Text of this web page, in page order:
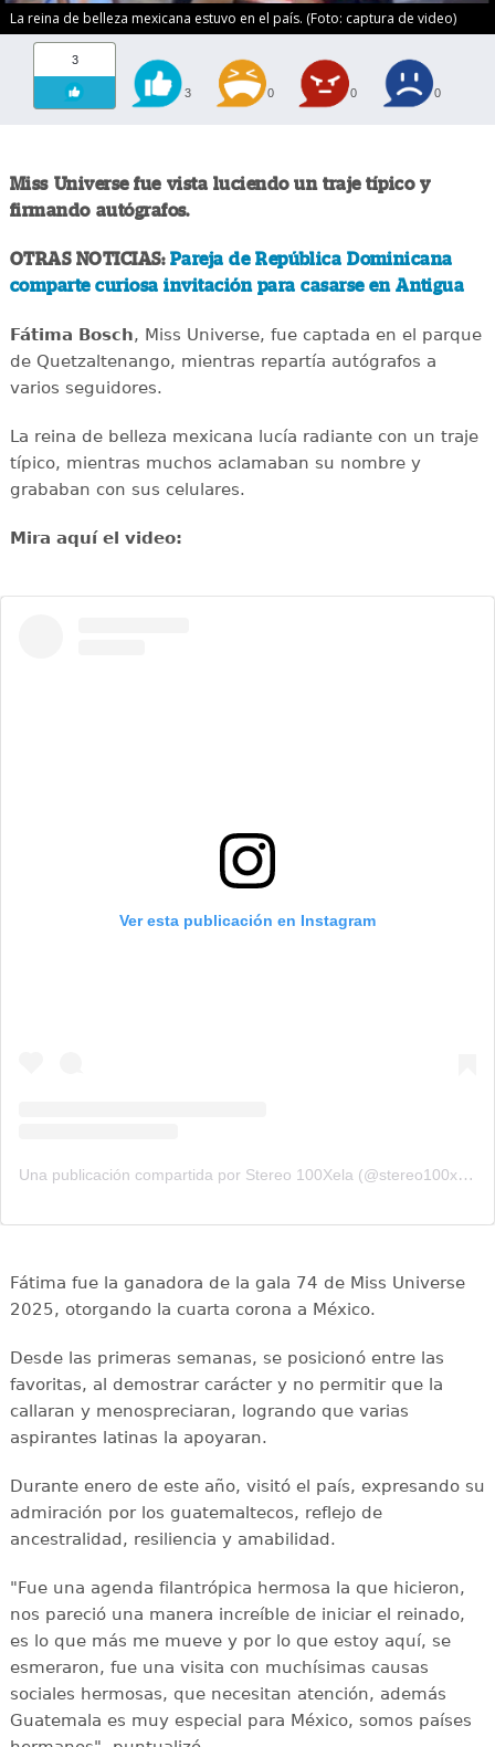
La reina de belleza mexicana estuvo en el país. (Foto: captura de video)
3
3 0 0 0
Miss Universe fue vista luciendo un traje típico y
firmando autógrafos.
OTRAS NOTICIAS: Pareja de República Dominicana
comparte curiosa invitación para casarse en Antigua
Fátima Bosch, Miss Universe, fue captada en el parque
de Quetzaltenango, mientras repartía autógrafos a
varios seguidores.
La reina de belleza mexicana lucía radiante con un traje
típico, mientras muchos aclamaban su nombre y
grababan con sus celulares.
Mira aquí el video:
Ver esta publicación en Instagram
Una publicación compartida por Stereo 100Xela (@stereo100xela)
Fátima fue la ganadora de la gala 74 de Miss Universe
2025, otorgando la cuarta corona a México.
Desde las primeras semanas, se posicionó entre las
favoritas, al demostrar carácter y no permitir que la
callaran y menospreciaran, logrando que varias
aspirantes latinas la apoyaran.
Durante enero de este año, visitó el país, expresando su
admiración por los guatemaltecos, reflejo de
ancestralidad, resiliencia y amabilidad.
"Fue una agenda filantrópica hermosa la que hicieron,
nos pareció una manera increíble de iniciar el reinado,
es lo que más me mueve y por lo que estoy aquí, se
esmeraron, fue una visita con muchísimas causas
sociales hermosas, que necesitan atención, además
Guatemala es muy especial para México, somos países